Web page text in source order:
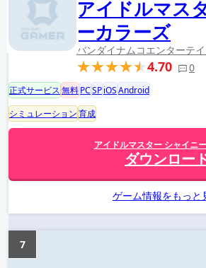
アイドルマス
ーカラーズ
バンダイナムコエンターテ
4.70 0
正式サービス無料PCSPiOSAndroid
シミュレーション育成
アイドルマスター シャイニ
ダウンロー
ゲーム情報をもっと
7